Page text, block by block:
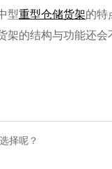
型重型仓储货架的特
架的结构与功能还会
择呢？